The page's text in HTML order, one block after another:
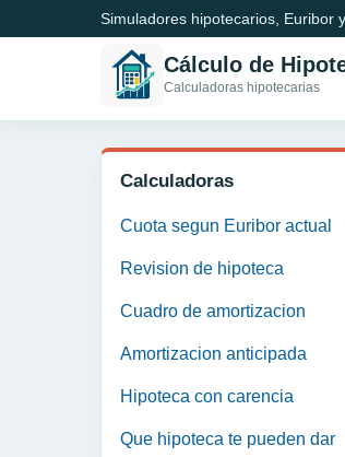
Simuladores hipotecarios, Euribor
Cálculo de
Calculadoras hipotecarias
Calculadoras
Cuota segun Euribor actual
Revision de hipoteca
Cuadro de amortizacion
Amortizacion anticipada
Hipoteca con carencia
Que hipoteca te pueden dar